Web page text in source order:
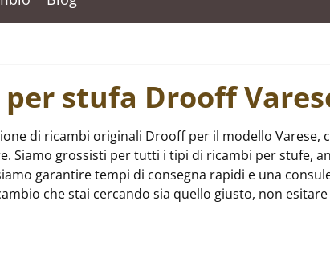
stufa Drooff
di ricambi originali Drooff per il modello Varese,
Siamo grossisti per tutti i tipi di ricambi per stufe,
garantire tempi di consegna rapidi e una
che stai cercando sia quello giusto, non